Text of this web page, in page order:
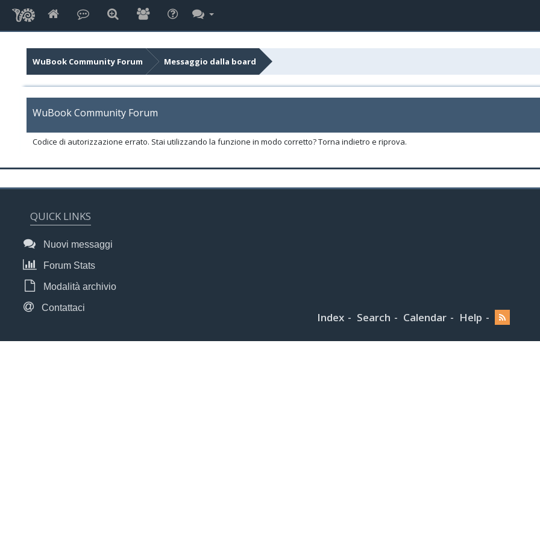
WuBook Community Forum Messaggio dalla board
WuBook Community Forum
Codice di autorizzazione errato. Stai utilizzando la funzione in modo corretto? Torna indietro e riprova.
QUICK LINKS
Nuovi messaggi
Forum Stats
Modalità archivio
Contattaci
Index Search Calendar Help